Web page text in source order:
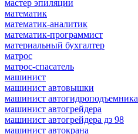
мастер эпиляции
математик
математик-аналитик
математик-программист
материальный бухгалтер
матрос
матрос-спасатель
машинист
машинист автовышки
машинист автогидроподъемника
машинист автогрейдера
машинист автогрейдера дз 98
машинист автокрана